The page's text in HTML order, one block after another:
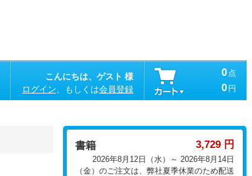
こんにちは、ゲスト 様
ログイン 、もしくは会員登録
0 点
0 円
書籍 3,729 円
2026年8月12日（水）～ 2026年8月14日
（金）のご注文は、弊社夏季休業のため配送